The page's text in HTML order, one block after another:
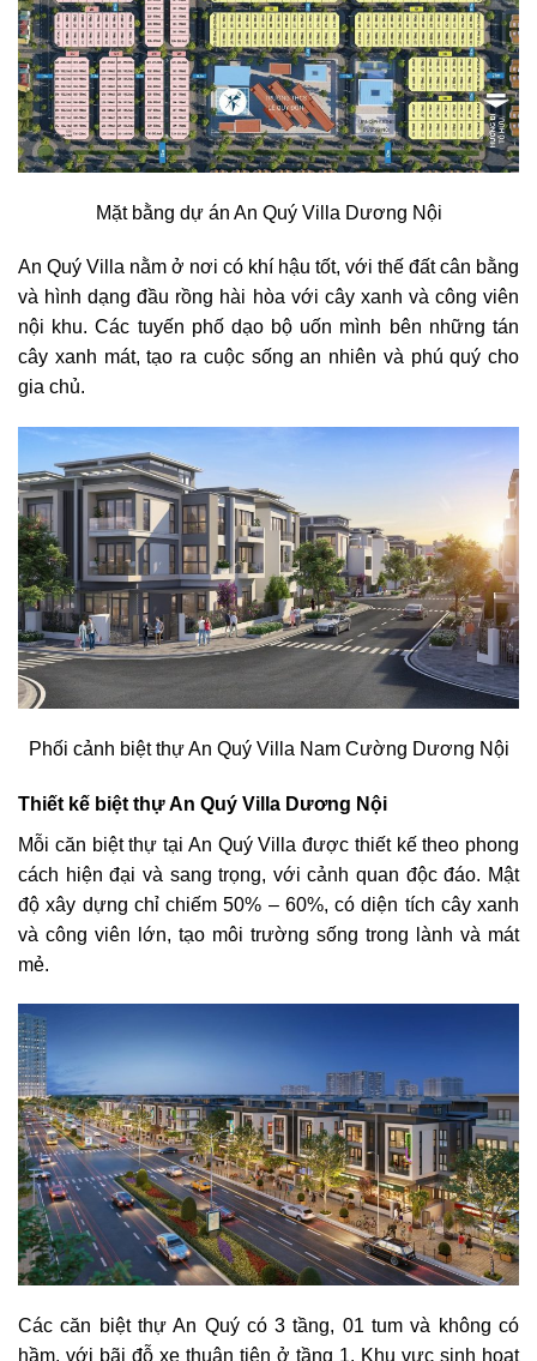
Mặt bằng dự án An Quý Villa Dương Nội
An Quý Villa nằm ở nơi có khí hậu tốt, với thế đất cân bằng
và hình dạng đầu rồng hài hòa với cây xanh và công viên
nội khu. Các tuyến phố dạo bộ uốn mình bên những tán
cây xanh mát, tạo ra cuộc sống an nhiên và phú quý cho
gia chủ.
Phối cảnh biệt thự An Quý Villa Nam Cường Dương Nội
Thiết kế biệt thự An Quý Villa Dương Nội
Mỗi căn biệt thự tại An Quý Villa được thiết kế theo phong
cách hiện đại và sang trọng, với cảnh quan độc đáo. Mật
độ xây dựng chỉ chiếm 50% – 60%, có diện tích cây xanh
và công viên lớn, tạo môi trường sống trong lành và mát
mẻ.
Các căn biệt thự An Quý có 3 tầng, 01 tum và không có
hầm, với bãi đỗ xe thuận tiện ở tầng 1. Khu vực sinh hoạt